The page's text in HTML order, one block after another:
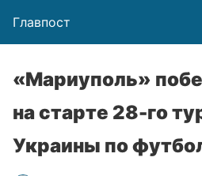
Главпост
«Мариуполь»
на старте 28-го
Украины по